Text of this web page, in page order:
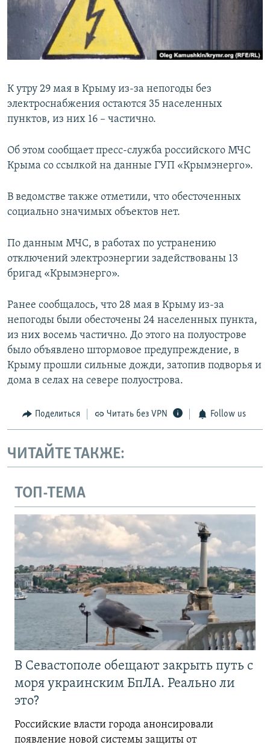
ПОБЕДИТЕЛЕЙ НЕ СУДЯТ?
КРЫМ.НЕПОКОРЕННЫЙ
ELIFBE
ПРИСОЕДИНЯЙТЕСЬ!
Все сайты RFE/RL
К утру 29 мая в Крыму из-за непогоды без
электроснабжения остаются 35 населенных
пунктов, из них 16 – частично.
Об этом сообщает пресс-служба российского МЧС
Крыма со ссылкой на данные ГУП «Крымэнерго».
В ведомстве также отметили, что обесточенных
социально значимых объектов нет.
По данным МЧС, в работах по устранению
отключений электроэнергии задействованы 13
бригад «Крымэнерго».
Ранее сообщалось, что 28 мая в Крыму из-за
непогоды были обесточены 24 населенных пункта,
из них восемь частично. До этого на полуострове
было объявлено штормовое предупреждение, в
Крыму прошли сильные дожди, затопив подворья и
дома в селах на севере полуострова.
Поделиться Читать без VPN Follow us
ЧИТАЙТЕ ТАКЖЕ:
ТОП-ТЕМА
В Севастополе обещают закрыть путь с
моря украинским БпЛА. Реально ли
это?
Российские власти города анонсировали
появление новой системы защиты от